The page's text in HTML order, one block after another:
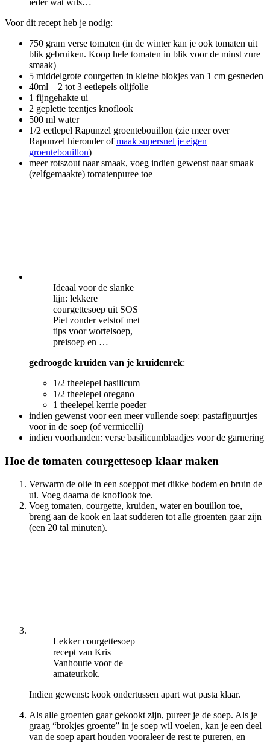
Voor dit recept heb je nodig:
750 gram verse tomaten (in de winter kan je ook tomaten uit
blik gebruiken. Koop hele tomaten in blik voor de minst zure
smaak)
5 middelgrote courgetten in kleine blokjes van 1 cm gesneden
40ml – 2 tot 3 eetlepels olijfolie
1 fijngehakte ui
2 geplette teentjes knoflook
500 ml water
1/2 eetlepel Rapunzel groentebouillon (zie meer over
Rapunzel hieronder ofmaak supersnel je eigen
groentebouillon)
meer rotszout naar smaak, voeg indien gewenst naar smaak
(zelfgemaakte) tomatenpuree toe
Ideaal voor de slanke
lijn: lekkere
courgettesoep uit SOS
Piet zonder vetstof met
tips voor wortelsoep,
preisoep en …
gedroogde kruiden van je kruidenrek:
1/2 theelepel basilicum
1/2 theelepel oregano
1 theelepel kerrie poeder
indien gewenst voor een meer vullende soep: pastafiguurtjes
voor in de soep (of vermicelli)
indien voorhanden: verse basilicumblaadjes voor de garnering
Hoe de tomaten courgettesoep klaar maken
Verwarm de olie in een soeppot met dikke bodem en bruin de
ui. Voeg daarna de knoflook toe.
Voeg tomaten, courgette, kruiden, water en bouillon toe,
breng aan de kook en laat sudderen tot alle groenten gaar zijn
(een 20 tal minuten).
Lekker courgettesoep
recept van Kris
Vanhoutte voor de
amateurkok.
Indien gewenst: kook ondertussen apart wat pasta klaar.
Als alle groenten gaar gekookt zijn, pureer je de soep. Als je
graag “brokjes groente” in je soep wil voelen, kan je een deel
van de soep apart houden vooraleer de rest te pureren, en